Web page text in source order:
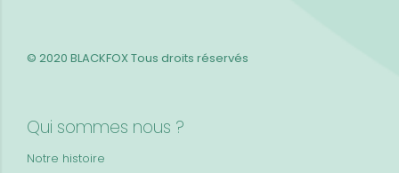
Qui sommes nous ?
Notre histoire
© 2020 BLACKFOXTous droits réservés